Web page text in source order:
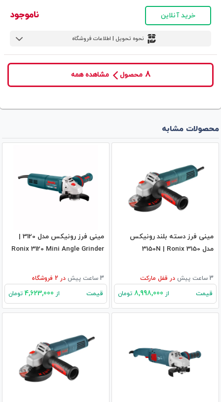
خرید آنلاین ناموجود
نحوه تحویل | اطلاعات فروشگاه
8 محصول مشاهده همه
محصولات مشابه
مینی فرز دسته بلند رونیکس
مدل 3150N | Ronix 3150
3 ساعت پیش در قفل مارکت
قیمت از تومان
مینی فرز رونیکس مدل 3120 |
Ronix 3120 Mini Angle Grinder
3 ساعت پیش در فروشگاه
قیمت از تومان